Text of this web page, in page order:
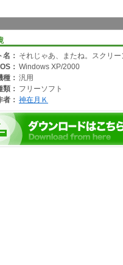
名： それじゃあ、またね。スクリー
： Windows XP/2000
種： 汎用
類： フリーソフト
者： 神在月Ｋ